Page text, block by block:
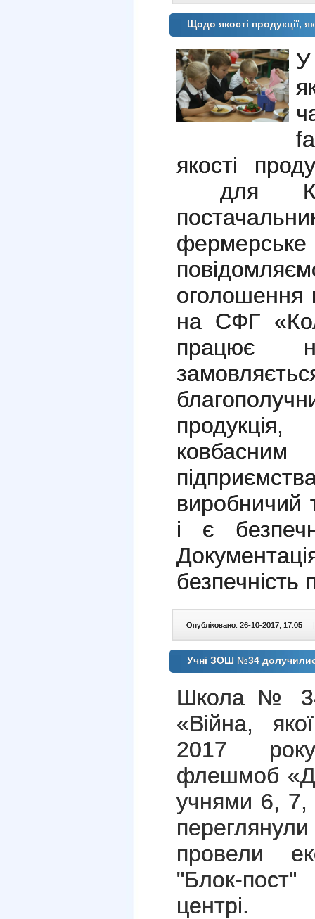
Щодо якості продукції,
У
якості
для КП
фермерське
оголошення
на СФГ
працює
виробничий
і є
безпечність
Опубліковано: 26-10-2017, 17:05 |
Учні ЗОШ №34
Школа № 34
«Війна,
2017
флешмоб
учнями 6, 7,
провели
"Блок-
центрі.